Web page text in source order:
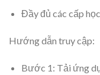
Đầy đủ các cấp
Hướng dẫn truy cập:
Bước 1: Tải ứng